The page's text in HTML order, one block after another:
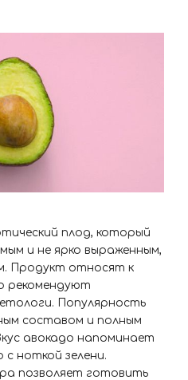
плод, который
и не ярко выраженным,
Продукт относят к
рекомендуют
Популярность
составом и полным
авокадо напоминает
с ноткой зелени.
позволяет готовить